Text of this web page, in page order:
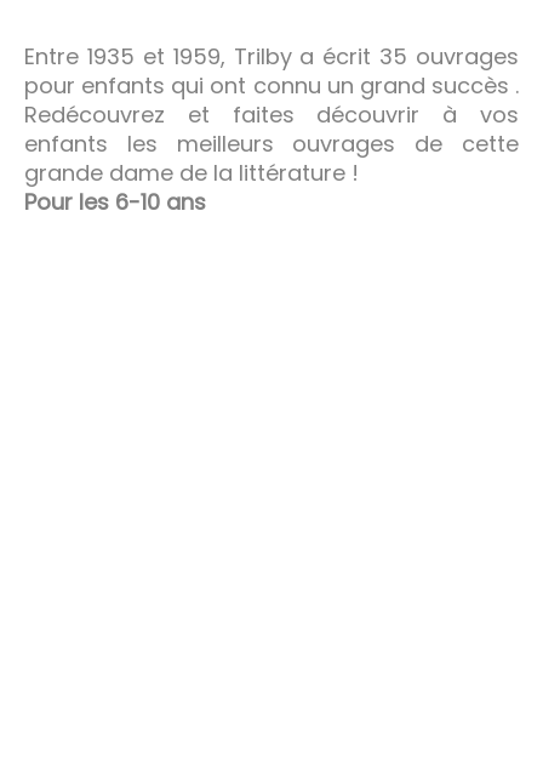
Entre 1935 et 1959, Trilby a écrit 35 ouvrages
pour enfants qui ont connu un grand succès .
Redécouvrez et faites découvrir à vos
enfants les meilleurs ouvrages de cette
grande dame de la littérature !
Pour les 6-10 ans